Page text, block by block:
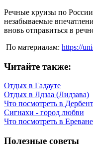
Речные круизы по
незабываемые
вновь отправиться в
По материалам: https://
Читайте также:
Отдых в Гадауте
Отдых в Лдзаа (Лидзава)
Что посмотреть в
Сигнахи - город любви
Что посмотреть в
Полезные советы